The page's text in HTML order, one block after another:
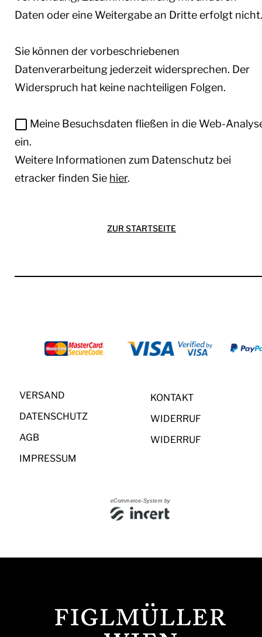
Daten oder eine Weitergabe an Dritte erfolgt nicht.
Sie können der vorbeschriebenen
Datenverarbeitung jederzeit widersprechen. Der
Widerspruch hat keine nachteiligen Folgen.
Meine Besuchsdaten fließen in die Web-
ein.
Weitere Informationen zum Datenschutz bei
etracker finden Sie hier.
ZUR STARTSEITE
VERSAND
DATENSCHUTZ
AGB
IMPRESSUM
KONTAKT
WIDERRUF
WIDERRUF
eCommerce-System by